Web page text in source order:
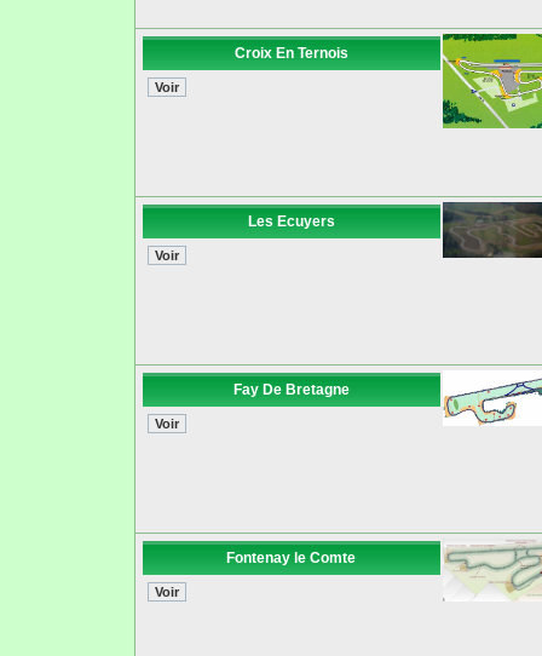
Croix En Ternois
Les Ecuyers
Fay De Bretagne
Fontenay le Comte